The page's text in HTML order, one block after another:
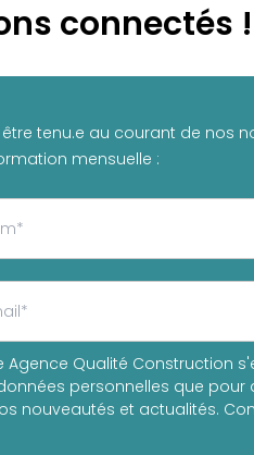
connectés !
être tenu.e au courant de nos
mensuelle :
Agence Qualité Construction
personnelles que
nouveautés et actualités.